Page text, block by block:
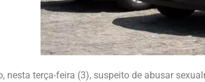
nesta terça-feira (3), suspeito de abusar